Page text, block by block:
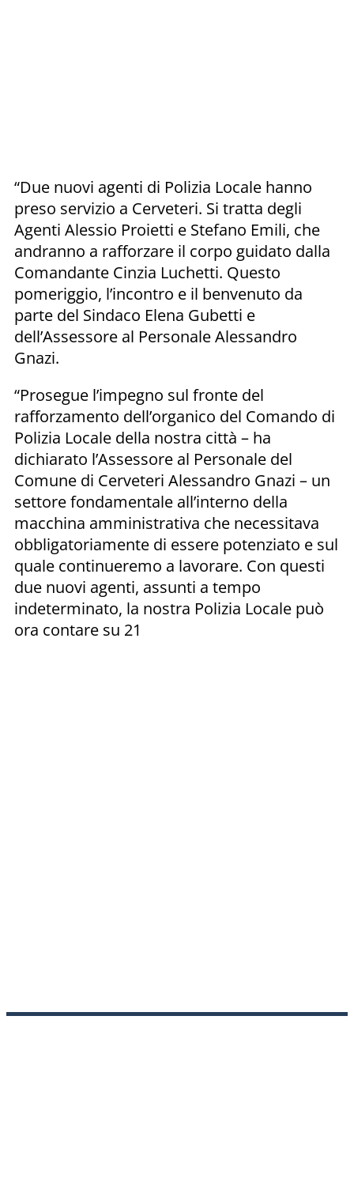
“Due nuovi agenti di Polizia Locale hanno
preso servizio a Cerveteri. Si tratta degli
Agenti Alessio Proietti e Stefano Emili, che
andranno a rafforzare il corpo guidato dalla
Comandante Cinzia Luchetti. Questo
pomeriggio, l’incontro e il benvenuto da
parte del Sindaco Elena Gubetti e
dell’Assessore al Personale Alessandro
Gnazi.
“Prosegue l’impegno sul fronte del
rafforzamento dell’organico del Comando di
Polizia Locale della nostra città – ha
dichiarato l’Assessore al Personale del
Comune di Cerveteri Alessandro Gnazi – un
settore fondamentale all’interno della
macchina amministrativa che necessitava
obbligatoriamente di essere potenziato e sul
quale continueremo a lavorare. Con questi
due nuovi agenti, assunti a tempo
indeterminato, la nostra Polizia Locale può
ora contare su 21